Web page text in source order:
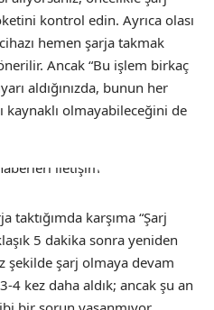
kontrol edin. Ayrıca olası
hemen şarja takmak
Ancak “Bu işlem birkaç
aldığınızda, bunun her
kaynaklı olmayabileceğini de
taktığımda karşıma “Şarj
5 dakika sonra yeniden
şekilde şarj olmaya devam
4 kez daha aldık; ancak şu an